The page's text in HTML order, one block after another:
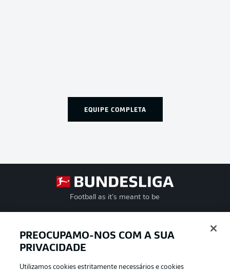
EQUIPE COMPLETA
Football as it’s meant to be
APLICATIVO DA BUNDESLIGA
PREOCUPAMO-NOS COM A SUA
PRIVACIDADE
Utilizamos cookies estritamente necessários e cookies